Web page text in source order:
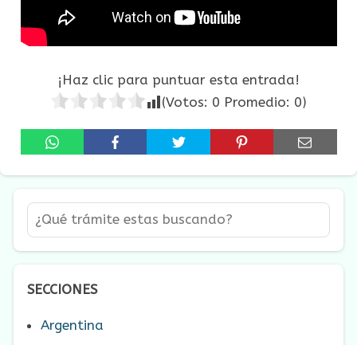
¡Haz clic para puntuar esta entrada!
(Votos: 0 Promedio: 0)
SECCIONES
Argentina